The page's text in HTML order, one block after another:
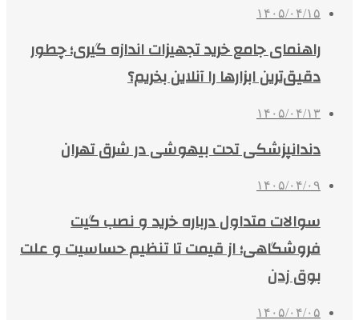
۱۴۰۵/۰۴/۱۵
راهنمای جامع خرید تجهیزات اندازه گیری؛ چطور
دقیق‌ترین ابزارها را آنلاین بخریم؟
۱۴۰۵/۰۴/۱۳
دندانپزشکی تحت بیهوشی در شرق تهران
۱۴۰۵/۰۴/۰۹
سوالات متداول درباره خرید و نصب گیت
فروشگاهی؛ از قیمت تا تنظیم حساسیت و علت
بوق زدن
۱۴۰۵/۰۴/۰۵